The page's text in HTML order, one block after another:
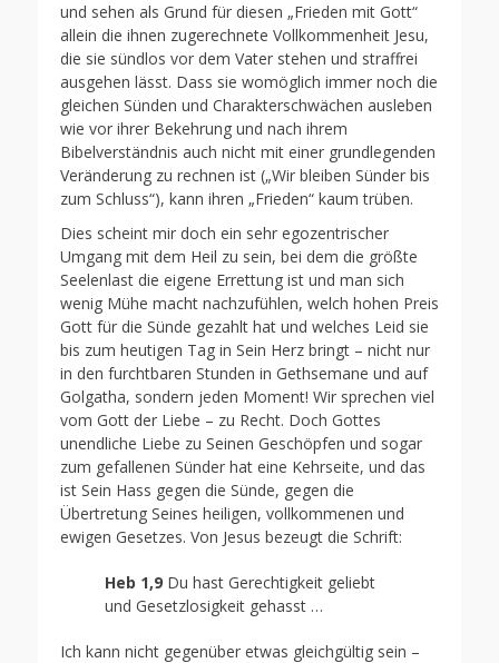
und sehen als Grund für diesen „Frieden mit Gott“
allein die ihnen zugerechnete Vollkommenheit Jesu,
die sie sündlos vor dem Vater stehen und straffrei
ausgehen lässt. Dass sie womöglich immer noch die
gleichen Sünden und Charakterschwächen ausleben
wie vor ihrer Bekehrung und nach ihrem
Bibelverständnis auch nicht mit einer grundlegenden
Veränderung zu rechnen ist („Wir bleiben Sünder bis
zum Schluss“), kann ihren „Frieden“ kaum trüben.
Dies scheint mir doch ein sehr egozentrischer
Umgang mit dem Heil zu sein, bei dem die größte
Seelenlast die eigene Errettung ist und man sich
wenig Mühe macht nachzufühlen, welch hohen Preis
Gott für die Sünde gezahlt hat und welches Leid sie
bis zum heutigen Tag in Sein Herz bringt – nicht nur
in den furchtbaren Stunden in Gethsemane und auf
Golgatha, sondern jeden Moment! Wir sprechen viel
vom Gott der Liebe – zu Recht. Doch Gottes
unendliche Liebe zu Seinen Geschöpfen und sogar
zum gefallenen Sünder hat eine Kehrseite, und das
ist Sein Hass gegen die Sünde, gegen die
Übertretung Seines heiligen, vollkommenen und
ewigen Gesetzes. Von Jesus bezeugt die Schrift:
Heb 1,9 Du hast Gerechtigkeit geliebt
und Gesetzlosigkeit gehasst …
Ich kann nicht gegenüber etwas gleichgültig sein –